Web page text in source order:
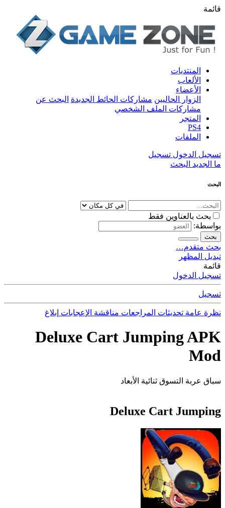
قائمة
المنتديات
الألعاب
الأعضاء
الزوار الحاليين مشاركات الحائط الجديدة البحث عن
مشاركات الملف الشخصي
المتجر
PS4
الملفات
تسجيل الدخول تسجيل
ما الجديد البحث
البحث
بحث بالعناوين فقط
بواسطة:
بحث
بحث متقدم…
تبديل المظهر
قائمة
تسجيل الدخول
تسجيل
نظرة عامة تحديثات المراجعات مناقشة الإعجابات إبلاغ
Deluxe Cart Jumping APK
Mod
سباق عربة التسوق ثنائية الأبعاد
Deluxe Cart Jumping